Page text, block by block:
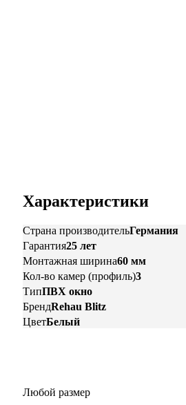
Характеристики
Страна производительГермания
Гарантия25 лет
Монтажная ширина60 мм
Кол-во камер (профиль)3
ТипПВХ окно
БрендRehau Blitz
ЦветБелый
Любой размер